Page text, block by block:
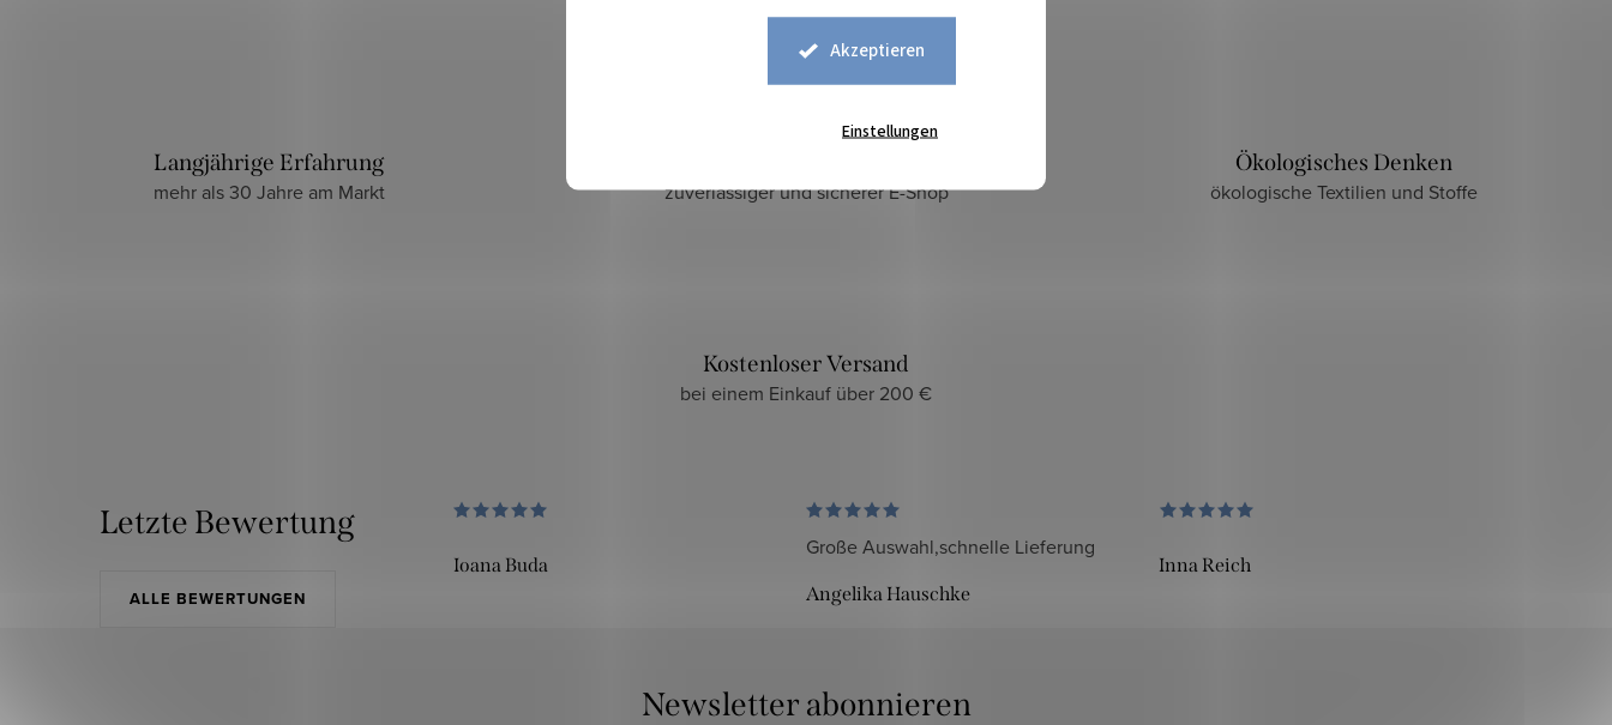
Akzeptieren
Einstellungen
Langjährige Erfahrung
mehr als 30 Jahre am Markt zuverlässiger und sicherer E-Shop
Ökologisches Denken
ökologische Textilien und Stoffe
Kostenloser Versand
bei einem Einkauf über 200 €
Letzte Bewertung
ALLE BEWERTUNGEN
Ioana Buda
Große Auswahl,schnelle Lieferung
Angelika Hauschke
Inna Reich
Newsletter abonnieren